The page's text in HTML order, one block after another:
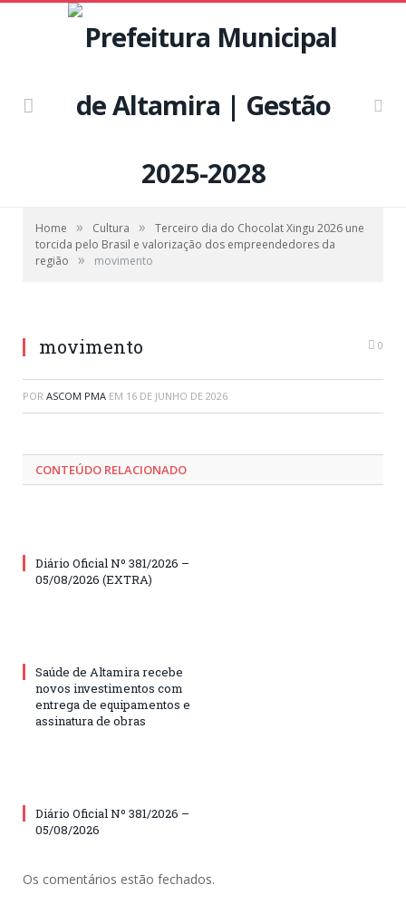
Home » Cultura »
Terceiro dia do Chocolat Xingu 2026 une
torcida pelo Brasil e valorização dos empreendedores da
região
» movimento
movimento 0
POR ASCOM PMA EM 16 DE JUNHO DE 2026
CONTEÚDO RELACIONADO
Diário Oficial Nº 381/2026 –
05/08/2026 (EXTRA)
Saúde de Altamira recebe
novos investimentos com
entrega de equipamentos e
assinatura de obras
Diário Oficial Nº 381/2026 –
05/08/2026
Os comentários estão fechados.